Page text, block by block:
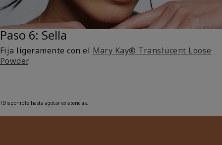
Paso 6: Sella
Fija ligeramente con el Mary Kay® Translucent Loose
Powder.
†Disponible hasta agotar existencias.